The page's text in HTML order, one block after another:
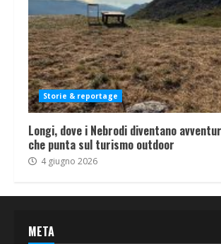
Storie & reportage
Longi, dove i Nebrodi diventano
che punta sul turismo outdoor
4 giugno 2026
META